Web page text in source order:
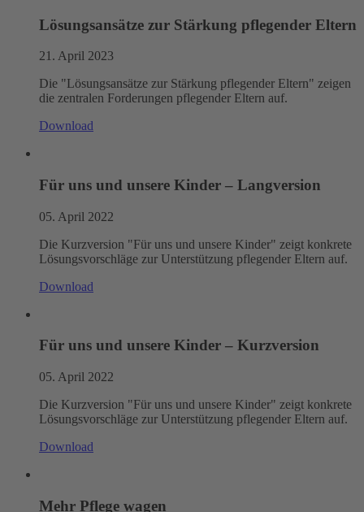
Lösungsansätze zur Stärkung pflegender Eltern
21. April 2023
Die "Lösungsansätze zur Stärkung pflegender Eltern" zeigen
die zentralen Forderungen pflegender Eltern auf.
Download
Für uns und unsere Kinder – Langversion
05. April 2022
Die Kurzversion "Für uns und unsere Kinder" zeigt konkrete
Lösungsvorschläge zur Unterstützung pflegender Eltern auf.
Download
Für uns und unsere Kinder – Kurzversion
05. April 2022
Die Kurzversion "Für uns und unsere Kinder" zeigt konkrete
Lösungsvorschläge zur Unterstützung pflegender Eltern auf.
Download
Mehr Pflege wagen